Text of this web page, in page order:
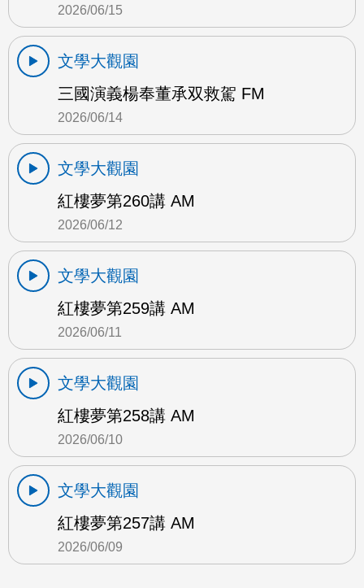
2026/06/15
文學大觀園
三國演義楊奉董承双救駕 FM
2026/06/14
文學大觀園
紅樓夢第260講 AM
2026/06/12
文學大觀園
紅樓夢第259講 AM
2026/06/11
文學大觀園
紅樓夢第258講 AM
2026/06/10
文學大觀園
紅樓夢第257講 AM
2026/06/09